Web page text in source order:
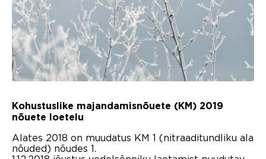
Kohustuslike majandamisnõuete (KM) 2019
nõuete loetelu
Alates 2018 on muudatus KM 1 (nitraaditundliku ala
nõuded) nõudes 1.